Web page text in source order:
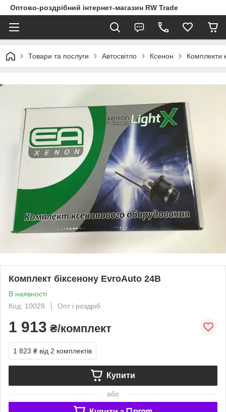
Оптово-роздрібний інтернет-магазин RW Trade
Товари та послуги Автосвітло Ксенон Комплекти
Комплект біксенону EvroAuto 24В
В наявності
Код: 10028
Опт і роздріб
1 913 ₴/комплект
1 823 ₴ від 2 комплектів
Купити
або